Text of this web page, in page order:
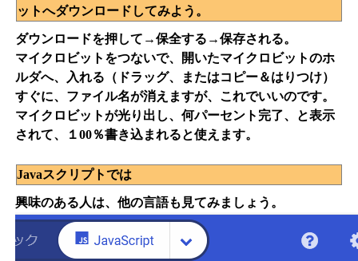
ットへダウンロードしてみよう。
ダウンロードを押して→保全する→保存される。
マイクロビットをつないで、開いたマイクロビットのホ
ルダへ、入れる（ドラッグ、またはコピー＆はりつけ）
すぐに、ファイル名が消えますが、これでいいのです。
マイクロビットが光り出し、何パーセント完了、と表示
されて、１00％書き込まれると使えます。
Javaスクリプトでは
興味のある人は、他の言語も見てみましょう。